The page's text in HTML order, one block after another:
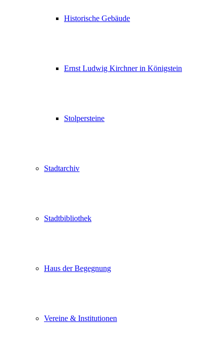
Historische Gebäude
Ernst Ludwig Kirchner in Königstein
Stolpersteine
Stadtarchiv
Stadtbibliothek
Haus der Begegnung
Vereine & Institutionen